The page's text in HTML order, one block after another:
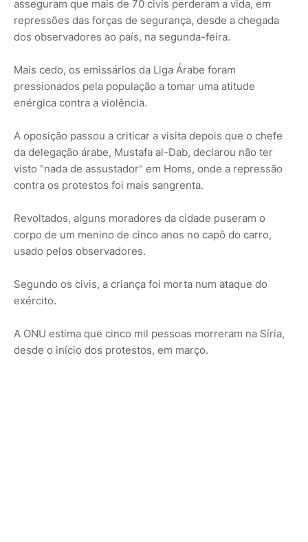
asseguram que mais de 70 civis perderam a vida, em
repressões das forças de segurança, desde a chegada
dos observadores ao país, na segunda-feira.
Mais cedo, os emissários da Liga Árabe foram
pressionados pela população a tomar uma atitude
enérgica contra a violência.
A oposição passou a criticar a visita depois que o chefe
da delegação árabe, Mustafa al-Dab, declarou não ter
visto "nada de assustador" em Homs, onde a repressão
contra os protestos foi mais sangrenta.
Revoltados, alguns moradores da cidade puseram o
corpo de um menino de cinco anos no capô do carro,
usado pelos observadores.
Segundo os civis, a criança foi morta num ataque do
exército.
A ONU estima que cinco mil pessoas morreram na Síria,
desde o início dos protestos, em março.